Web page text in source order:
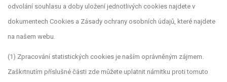
odvolání souhlasu a doby uložení jednotlivých cookies najdete v
dokumentech Cookies a Zásady ochrany osobních údajů, které najdete
na našem webu.
(1) Zpracování statistických cookies je naším oprávněným zájmem.
Zaškrtnutím příslušné části zde můžete uplatnit námitku proti tomuto